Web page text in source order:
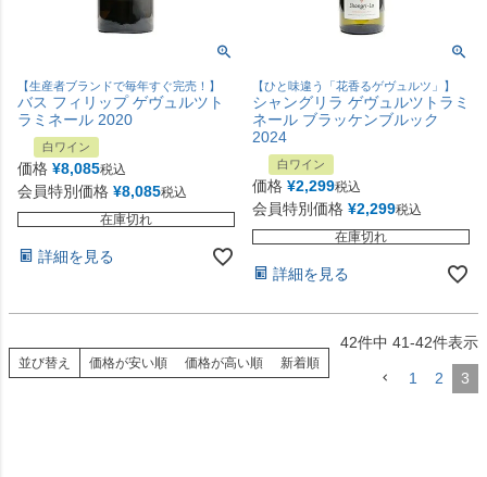
【生産者ブランドで毎年すぐ完売！】
バス フィリップ ゲヴュルツト
ラミネール 2020
白ワイン
価格 ¥8,085税込
会員特別価格 ¥8,085税込
在庫切れ
詳細を見る
【ひと味違う「花香るゲヴュルツ」】
シャングリラ ゲヴュルツトラミ
ネール ブラッケンブルック
2024
白ワイン
価格 ¥2,299税込
会員特別価格 ¥2,299税込
在庫切れ
詳細を見る
並び替え 価格が安い順 価格が高い順 新着順
42件中 41-42件表示
1 2 3